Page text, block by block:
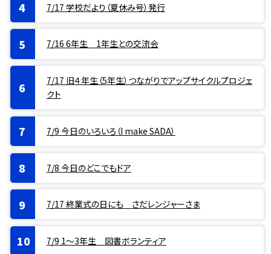
7/17 学校だより（夏休み号）発行
7/16 6年生 1年生との交流会
7/17 旧４年生（5年生）つながりでアップサイクルプロジェ
クト
7/9 今日のいろいろ（I make SADA）
7/8 今日のどこでもドア
7/17 終業式の日にも さだレンジャーさま
7/9 1〜3年生 図書ボランティア